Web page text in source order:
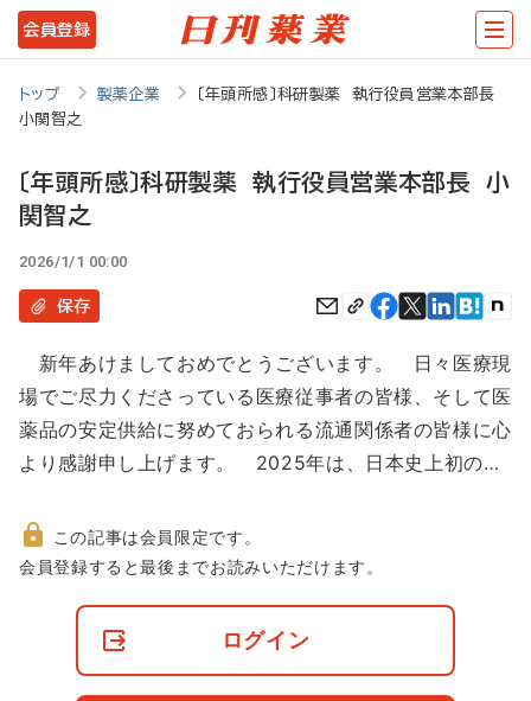
メ
イ
テ
ツ
に
動
会員登録
トップ 製薬企業
〔年頭所感〕科研製薬 執行役員営業本部長
小関智之
〔年頭所感〕科研製薬 執行役員営業本部長 小
関智之
2026/1/1 00:00
保存
新年あけましておめでとうございます。 日々医療現
場でご尽力くださっている医療従事者の皆様、そして医
薬品の安定供給に努めておられる流通関係者の皆様に心
より感謝申し上げます。 2025年は、日本史上初の…
非
この記事は会員限定です。
会員登録すると最後までお読みいただけます。
ログイン